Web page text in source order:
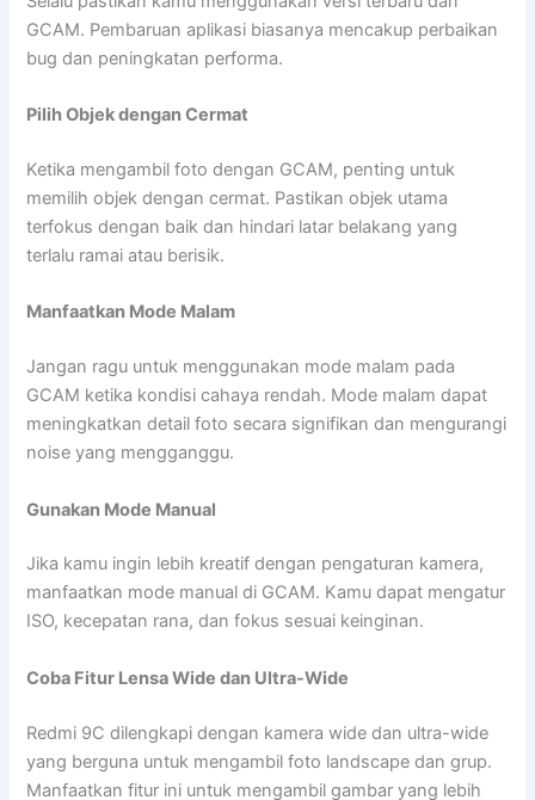
GCAM. Pembaruan aplikasi biasanya mencakup perbaikan
bug dan peningkatan performa.
Pilih Objek dengan Cermat
Ketika mengambil foto dengan GCAM, penting untuk
memilih objek dengan cermat. Pastikan objek utama
terfokus dengan baik dan hindari latar belakang yang
terlalu ramai atau berisik.
Manfaatkan Mode Malam
Jangan ragu untuk menggunakan mode malam pada
GCAM ketika kondisi cahaya rendah. Mode malam dapat
meningkatkan detail foto secara signifikan dan mengurangi
noise yang mengganggu.
Gunakan Mode Manual
Jika kamu ingin lebih kreatif dengan pengaturan kamera,
manfaatkan mode manual di GCAM. Kamu dapat mengatur
ISO, kecepatan rana, dan fokus sesuai keinginan.
Coba Fitur Lensa Wide dan Ultra-Wide
Redmi 9C dilengkapi dengan kamera wide dan ultra-wide
yang berguna untuk mengambil foto landscape dan grup.
Manfaatkan fitur ini untuk mengambil gambar yang lebih